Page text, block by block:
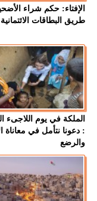
الإفتاء: حكم شراء
طريق البطاقات الائتمانية
الملكة في يوم اللاجىء
: دعونا نتأمل في معاناة
والرضع